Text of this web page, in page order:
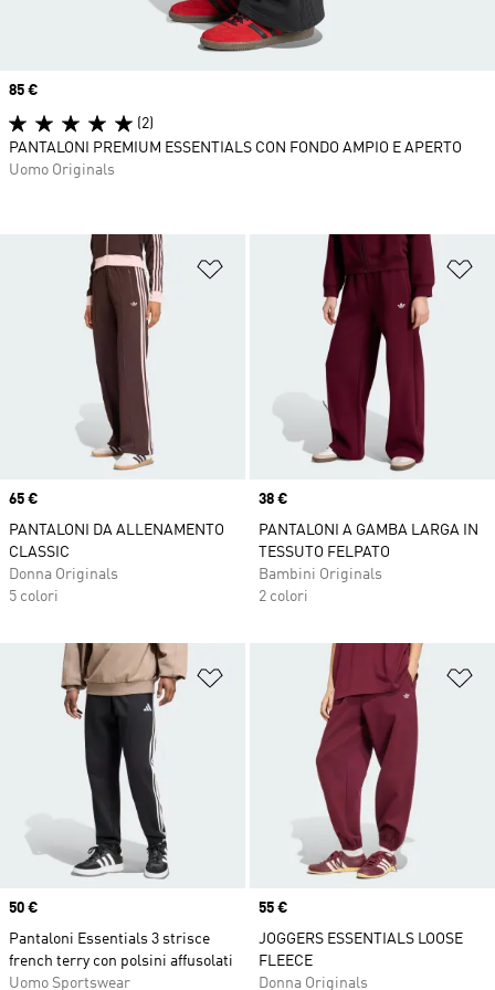
Aggiungi alla lista dei desideri
Price
65 €
PANTALONI DA ALLENAMENTO
CLASSIC
Donna Originals
5 colori
Price
38 €
PANTALONI A GAMBA LARGA IN
TESSUTO FELPATO
Bambini Originals
2 colori
Aggiungi alla lista dei desideri
Price
50 €
Pantaloni Essentials 3 strisce
french terry con polsini affusolati
Uomo Sportswear
Price
55 €
JOGGERS ESSENTIALS LOOSE
FLEECE
Donna Originals
Price
85 €
(2)
PANTALONI PREMIUM ESSENTIALS CON FONDO AMPIO E APERTO
Uomo Originals